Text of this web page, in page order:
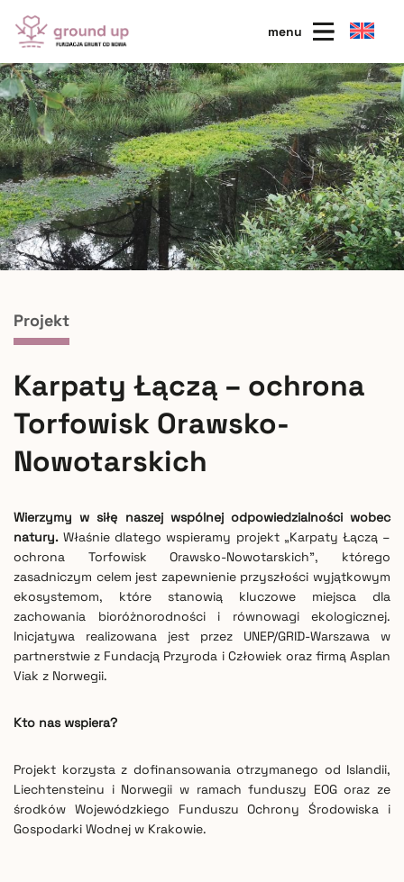
menu
Projekt
Karpaty Łączą – ochrona
Torfowisk Orawsko-
Nowotarskich
Wierzymy w siłę naszej wspólnej odpowiedzialności wobec
natury.Właśnie dlatego wspieramy projekt „Karpaty Łączą –
ochrona Torfowisk Orawsko-Nowotarskich”, którego
zasadniczym celem jest zapewnienie przyszłości wyjątkowym
ekosystemom, które stanowią kluczowe miejsca dla
zachowania bioróżnorodności i równowagi ekologicznej.
Inicjatywa realizowana jest przez UNEP/GRID-Warszawa w
partnerstwie z Fundacją Przyroda i Człowiek oraz firmą Asplan
Viak z Norwegii.
Kto nas wspiera?
Projekt korzysta z dofinansowania otrzymanego od Islandii,
Liechtensteinu i Norwegii w ramach funduszy EOG oraz ze
środków Wojewódzkiego Funduszu Ochrony Środowiska i
Gospodarki Wodnej w Krakowie.